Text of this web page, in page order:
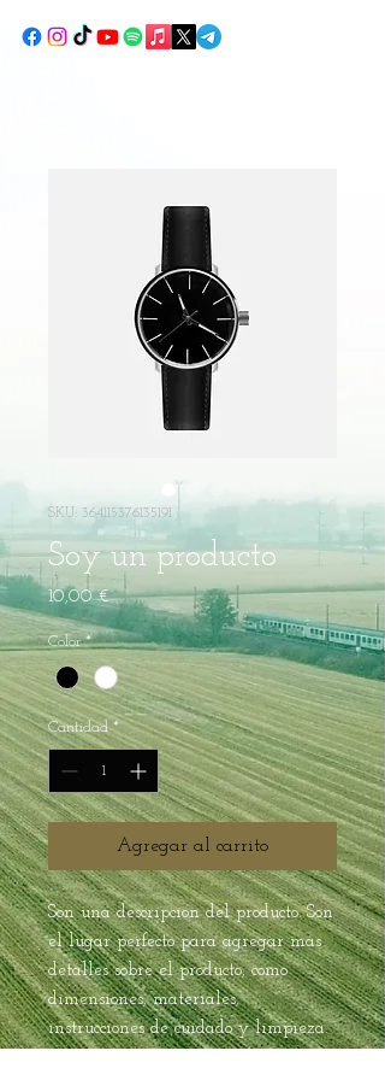
SKU: 364115376135191
Soy un producto
10,00 €Precio
Color *
Cantidad *
Agregar al carrito
Son una descripción del producto. Son
el lugar perfecto para agregar más
detalles sobre el producto, como
dimensiones, materiales,
instrucciones de cuidado y limpieza.